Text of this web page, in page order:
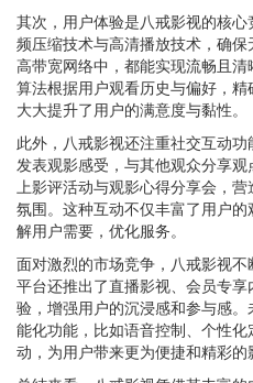
其次，用户体验是八戒影视的核
频压缩技术与高清播放技术，确
高带宽网络中，都能实现流畅且
算法根据用户观看历史与偏好，精
大大提升了用户的满意度与黏性。
此外，八戒影视还注重社交互动
发表观影感受，与其他观众分享
上影评活动与观影心得分享会，
氛围。这种互动不仅丰富了用户
解用户需要，优化服务。
面对激烈的市场竞争，八戒影视不
平台还推出了直播影视、会员专
验，增强用户的沉浸感和参与感
能化功能，比如语音控制、个性
动，为用户带来更为便捷和精彩的